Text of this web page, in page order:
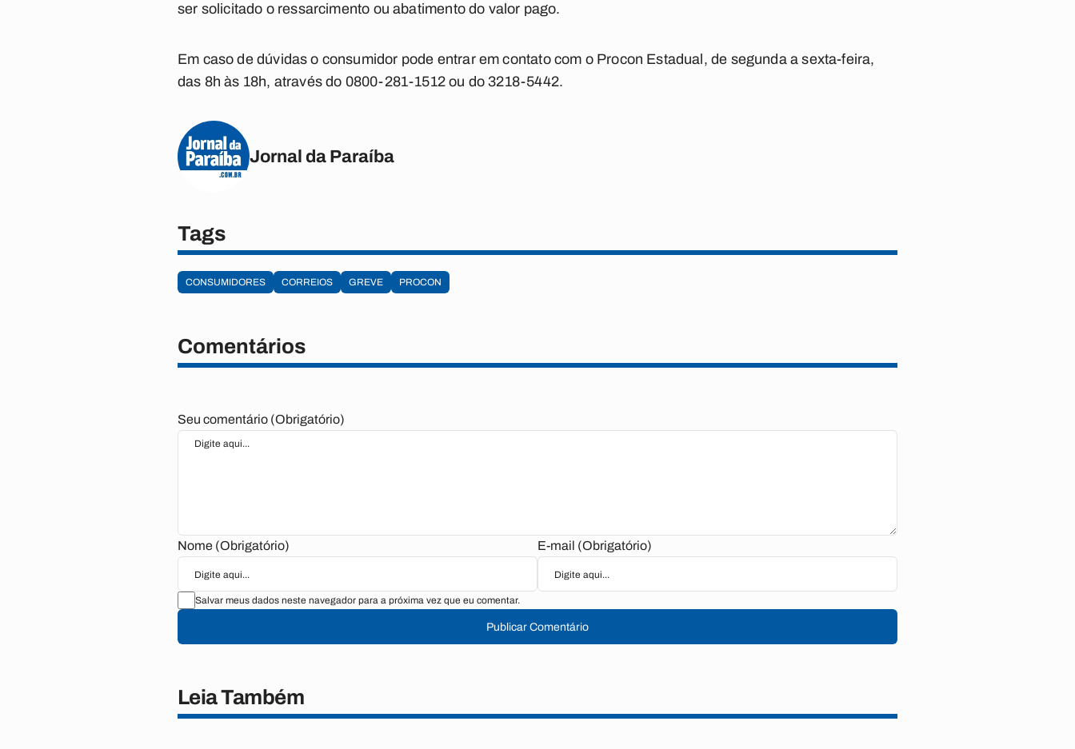
ser solicitado o ressarcimento ou abatimento do valor pago.
Em caso de dúvidas o consumidor pode entrar em contato com o Procon Estadual, de segunda a sexta-feira,
das 8h às 18h, através do 0800-281-1512 ou do 3218-5442.
Jornal da Paraíba
Tags
CONSUMIDORES CORREIOS GREVE PROCON
Comentários
Seu comentário (Obrigatório)
Nome (Obrigatório) E-mail (Obrigatório)
Salvar meus dados neste navegador para a próxima vez que eu comentar.
Publicar Comentário
Leia Também